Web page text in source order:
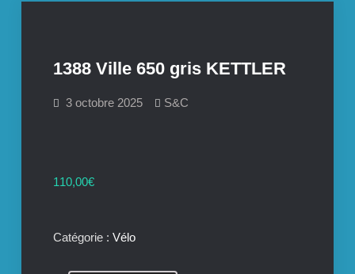
1388 Ville 650 gris KETTLER
3 octobre 2025 S&C
110,00€
Catégorie : Vélo